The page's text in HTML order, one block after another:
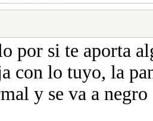
por si te aporta
con lo tuyo, la
y se va a negro